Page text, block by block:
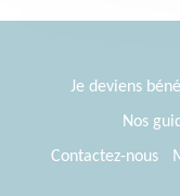
Je deviens
Nos
Contactez-nous